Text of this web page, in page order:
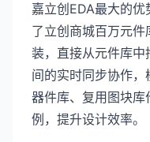
嘉立创EDA最大的
了立创商城百万元
装，直接从元件库
间的实时同步协作，
器件库、复用图块
例，提升设计效率。